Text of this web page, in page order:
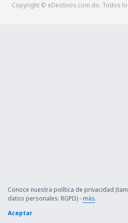
Copyright © eDestinos.com.do. Todos
Conoce nuestra política de privacidad
datos personales: RGPD) -más.
Aceptar